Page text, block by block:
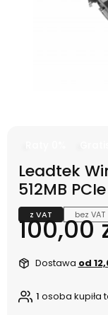
Leadtek
512MB
z VAT bez VAT
Cena
100,00
Dostawa od
1 osoba kupiła